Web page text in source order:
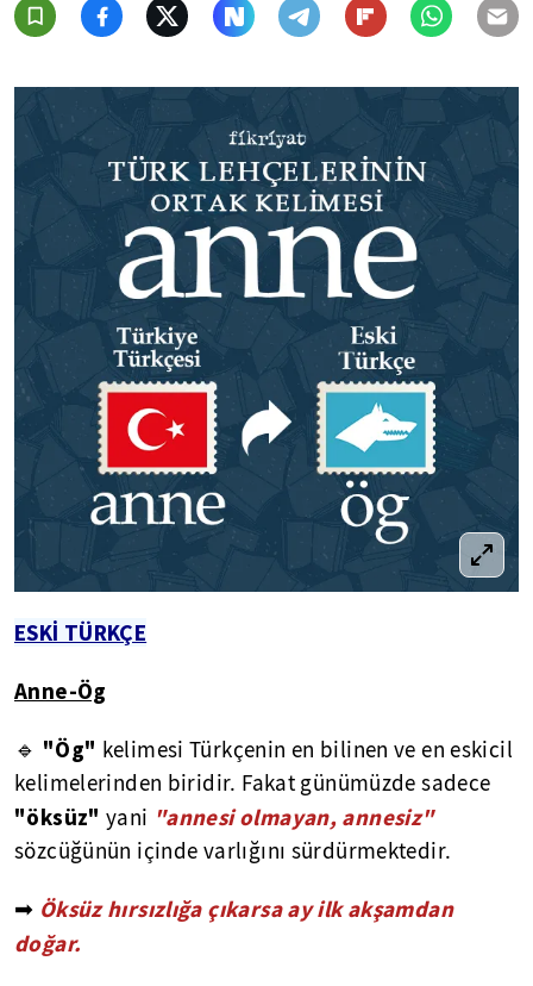
ESKİ TÜRKÇE
Anne-Ög
🔹 "Ög" kelimesi Türkçenin en bilinen ve en eskicil
kelimelerinden biridir. Fakat günümüzde sadece
"öksüz"yani "annesi olmayan, annesiz"
sözcüğünün içinde varlığını sürdürmektedir.
➡ Öksüz hırsızlığa çıkarsa ay ilk akşamdan
doğar.